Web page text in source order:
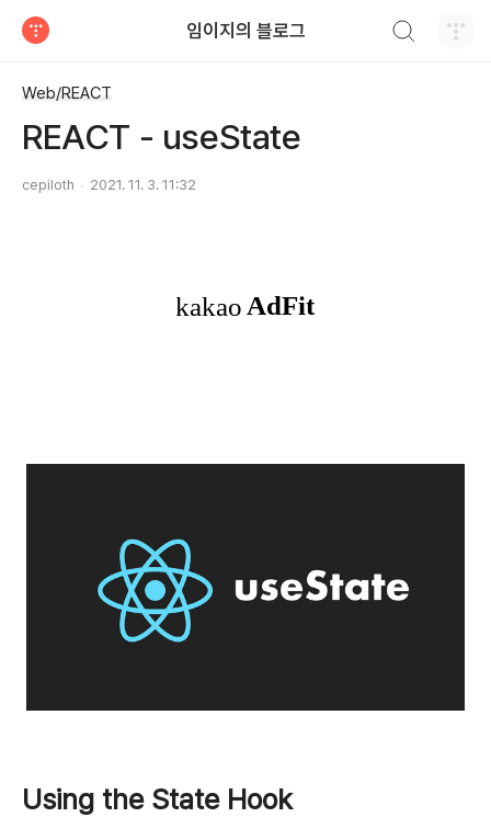
임이지의 블로그
Web/REACT
REACT - useState
cepiloth 2021. 11. 3. 11:32
Using the State Hook